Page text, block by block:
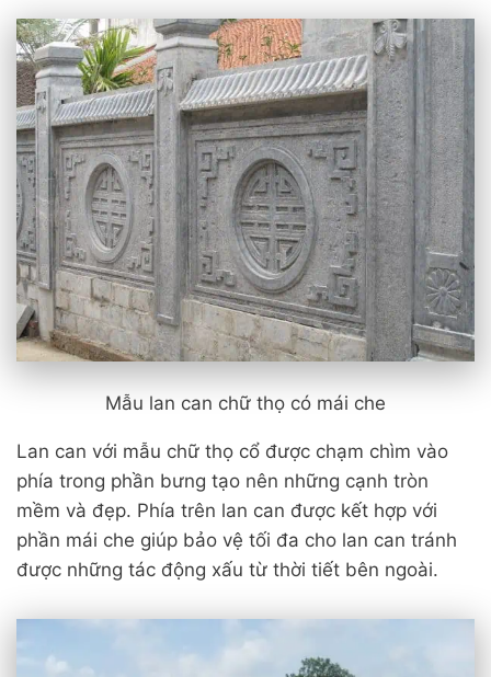
Mẫu lan can chữ thọ có mái che
Lan can với mẫu chữ thọ cổ được chạm chìm vào
phía trong phần bưng tạo nên những cạnh tròn
mềm và đẹp. Phía trên lan can được kết hợp với
phần mái che giúp bảo vệ tối đa cho lan can tránh
được những tác động xấu từ thời tiết bên ngoài.